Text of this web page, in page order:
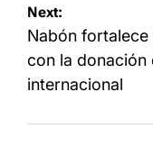
Next:
Nabón
con la donación
internacional